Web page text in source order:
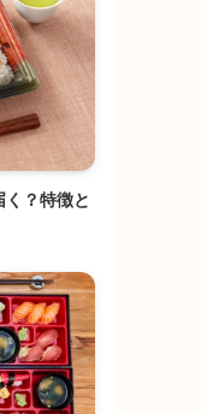
く？特徴と